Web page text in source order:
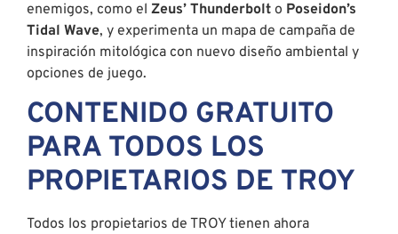
enemigos, como el Zeus’ Thunderbolt o Poseidon’s
Tidal Wave, y experimenta un mapa de campaña de
inspiración mitológica con nuevo diseño ambiental y
opciones de juego.
CONTENIDO GRATUITO
PARA TODOS LOS
PROPIETARIOS DE TROY
Todos los propietarios de TROY tienen ahora